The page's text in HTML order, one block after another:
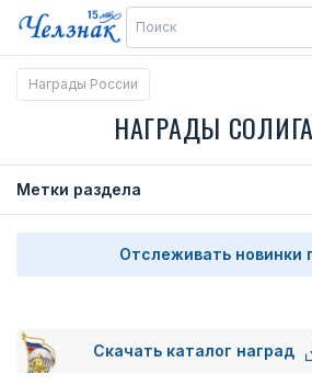
Награды России
НАГРАДЫ
Метки раздела
Отслеживать новинки
Скачать каталог наград